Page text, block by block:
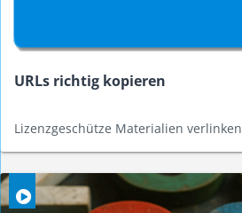
URLs richtig kopieren
Lizenzgeschütze Materialien verlinken